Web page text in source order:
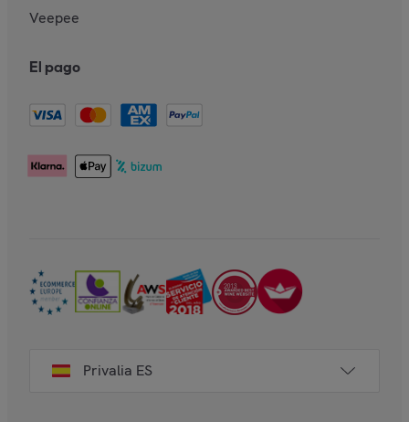
Veepee
El pago
Privalia ES